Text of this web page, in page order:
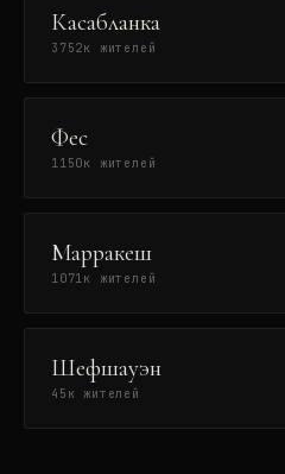
Касабланка
3752к жителей
Фес
1150к жителей
Марракеш
1071к жителей
Шефшауэн
45 к жителей